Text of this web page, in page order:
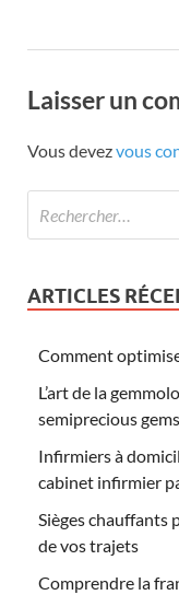
Laisser un
Vous devezvous
ARTICLES
Comment
L’art de la
semiprecious
Infirmiers à
cabinet infirmier
Sièges chauffants
de vos trajets
Comprendre la